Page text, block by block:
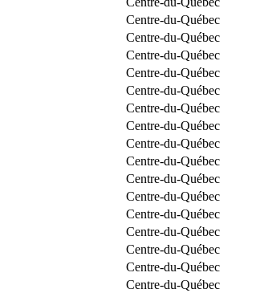
Centre-du-Québec
Centre-du-Québec
Centre-du-Québec
Centre-du-Québec
Centre-du-Québec
Centre-du-Québec
Centre-du-Québec
Centre-du-Québec
Centre-du-Québec
Centre-du-Québec
Centre-du-Québec
Centre-du-Québec
Centre-du-Québec
Centre-du-Québec
Centre-du-Québec
Centre-du-Québec